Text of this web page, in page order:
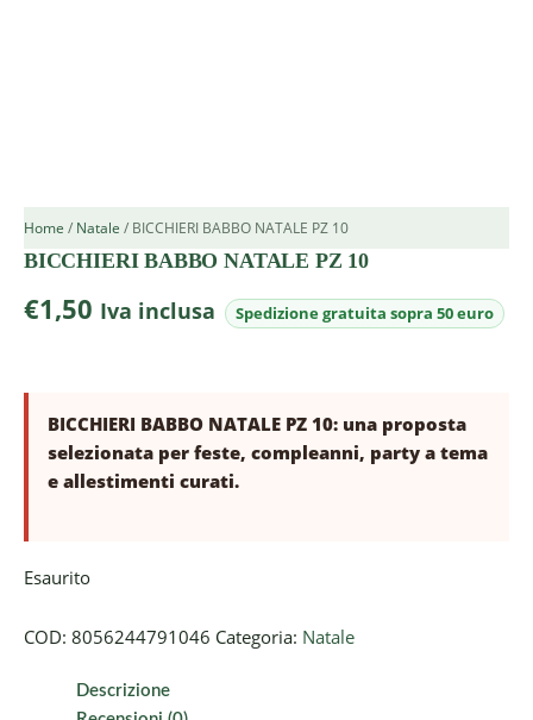
Home / Natale / BICCHIERI BABBO NATALE PZ 10
BICCHIERI BABBO NATALE PZ 10
€1,50 Iva inclusa
BICCHIERI BABBO NATALE PZ 10: una proposta
selezionata per feste, compleanni, party a tema
e allestimenti curati.
Esaurito
COD: 8056244791046 Categoria: Natale
Descrizione